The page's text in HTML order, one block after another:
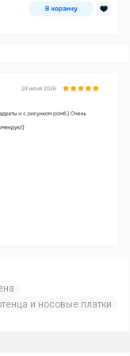
и носовые платки